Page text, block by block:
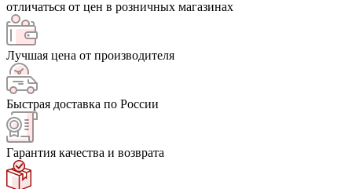
отличаться от цен в розничных магазинах
Лучшая цена от производителя
Быстрая доставка по России
Гарантия качества и возврата